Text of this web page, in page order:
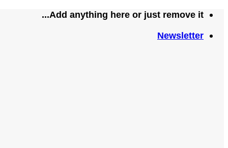
تخطيAdd anything here or just remove it...
Newsletter